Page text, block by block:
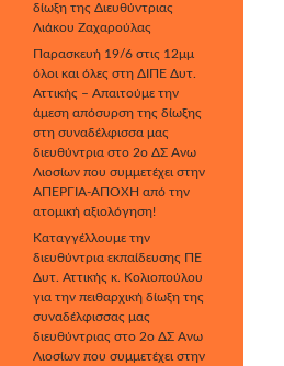
δίωξη της Διευθύντριας
Λιάκου Ζαχαρούλας
Παρασκευή 19/6 στις 12μμ
όλοι και όλες στη ΔΙΠΕ Δυτ.
Αττικής – Απαιτούμε την
άμεση απόσυρση της δίωξης
στη συναδέλφισσα μας
διευθύντρια στο 2ο ΔΣ Άνω
Λιοσίων που συμμετέχει στην
ΑΠΕΡΓΙΑ-ΑΠΟΧΗ από την
ατομική αξιολόγηση!
Καταγγέλλουμε την
διευθύντρια εκπαίδευσης ΠΕ
Δυτ. Αττικής κ. Κολιοπούλου
για την πειθαρχική δίωξη της
συναδέλφισσας μας
διευθύντριας στο 2ο ΔΣ Άνω
Λιοσίων που συμμετέχει στην